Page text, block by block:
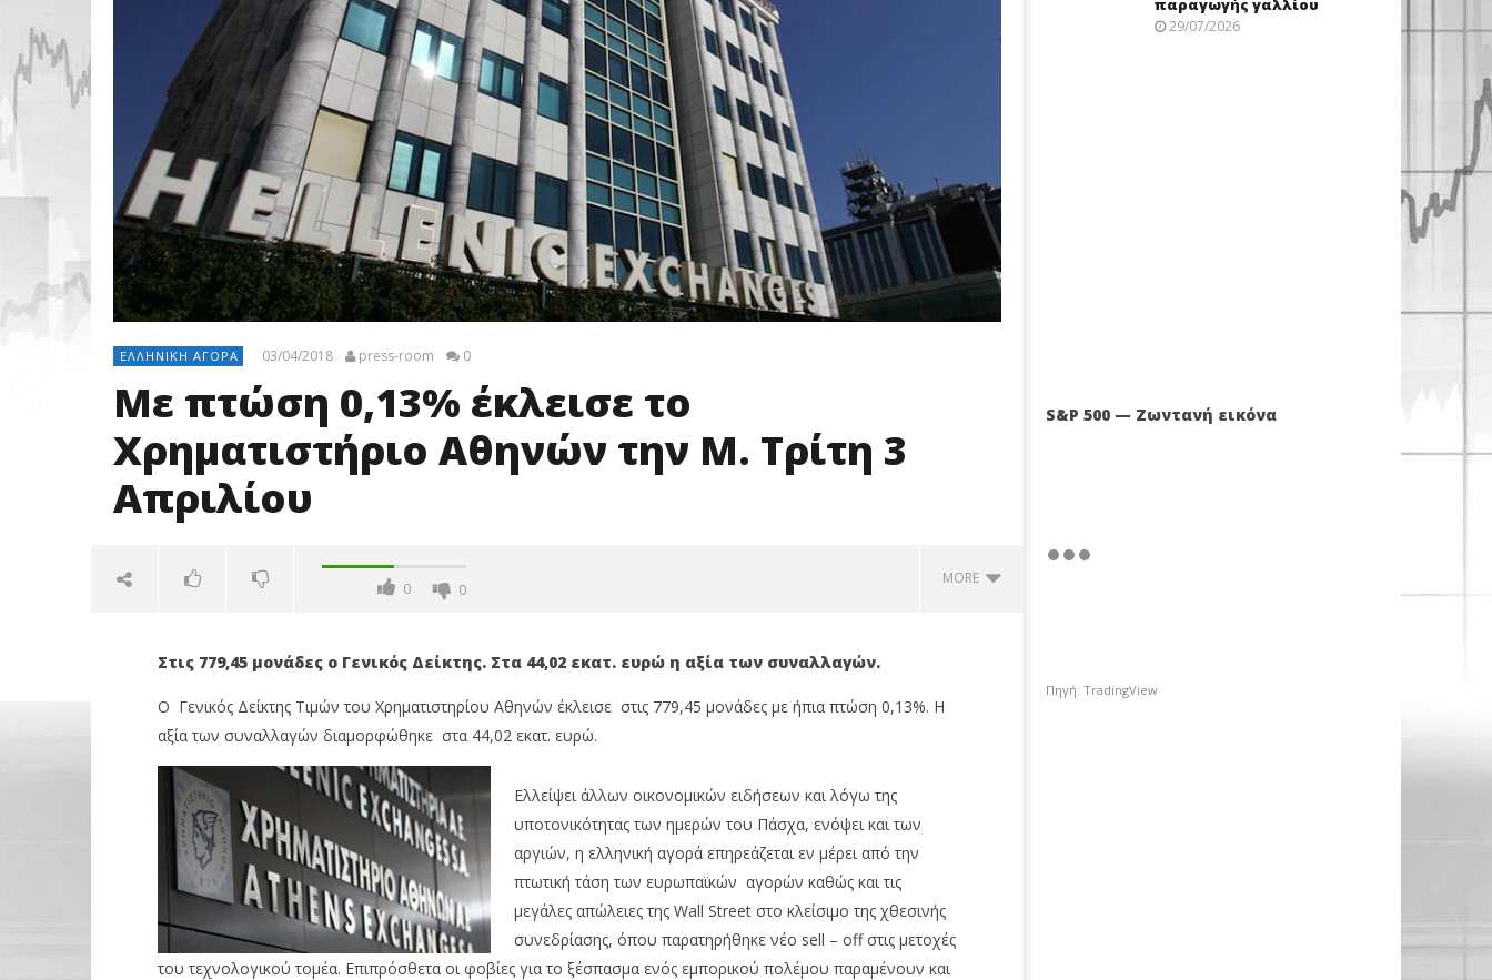
ΕΛΛΗΝΙΚΉ ΑΓΟΡΆ 03/04/2018 press-room 0
Με πτώση 0,13% έκλεισε το
Χρηματιστήριο Αθηνών την Μ. Τρίτη 3
Απριλίου
0 0
MORE
NOW VIEWING
Με πτώση 0,13% έκλεισε το
Χρηματιστήριο Αθηνών την Μ.
Τρίτη 3 Απριλίου
03/04/2018
press-
room
ΟΤΕ: Για 18η συνεχόμενη χρονιά,
στους δείκτες FTSE4Good
03/04/2018
press-
room
HELLENiQ ENERGY: Στα €393 εκατ.
τα κέρδη, στα €734 εκατ. τα
EBITDA
03/04/2018
press-
room
Στις 779,45 μονάδες ο Γενικός Δείκτης. Στα 44,02 εκατ. ευρώ η αξία των συναλλαγών.
Ο Γενικός Δείκτης Τιμών του Χρηματιστηρίου Αθηνών έκλεισε στις 779,45 μονάδες με ήπια πτώση 0,13%. Η
αξία των συναλλαγών διαμορφώθηκε στα 44,02 εκατ. ευρώ.
Ελλείψει άλλων οικονομικών ειδήσεων και λόγω της
υποτονικότητας των ημερών του Πάσχα, ενόψει και των
αργιών, η ελληνική αγορά επηρεάζεται εν μέρει από την
πτωτική τάση των ευρωπαϊκών αγορών καθώς και τις
μεγάλες απώλειες της Wall Street στο κλείσιμο της χθεσινής
συνεδρίασης, όπου παρατηρήθηκε νέο sell – off στις μετοχές
του τεχνολογικού τομέα. Επιπρόσθετα οι φοβίες για το ξέσπασμα ενός εμπορικού πολέμου παραμένουν και
παραγωγής γαλλίου
29/07/2026
S&P 500 — Ζωντανή εικόνα
Πηγή: TradingView